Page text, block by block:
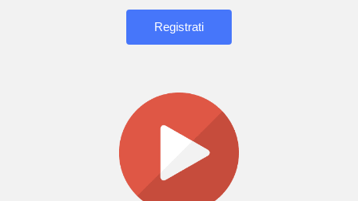
Registrati